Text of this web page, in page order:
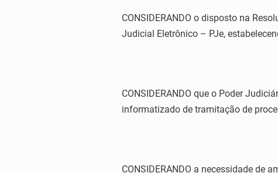
CONSIDERANDO o disposto na
Judicial Eletrônico – PJe,
CONSIDERANDO que o Poder
informatizado de tramitação de
CONSIDERANDO a necessidade de